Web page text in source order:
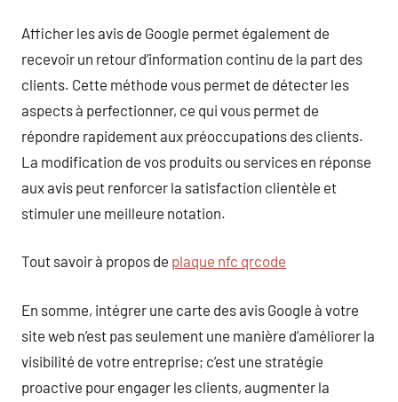
Afficher les avis de Google permet également de
recevoir un retour d’information continu de la part des
clients. Cette méthode vous permet de détecter les
aspects à perfectionner, ce qui vous permet de
répondre rapidement aux préoccupations des clients.
La modification de vos produits ou services en réponse
aux avis peut renforcer la satisfaction clientèle et
stimuler une meilleure notation.
Tout savoir à propos de plaque nfc qrcode
En somme, intégrer une carte des avis Google à votre
site web n’est pas seulement une manière d’améliorer la
visibilité de votre entreprise; c’est une stratégie
proactive pour engager les clients, augmenter la